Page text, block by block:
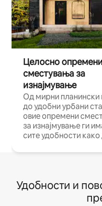
Целосно опремени
сместувања за
изнајмување
Од мирни планински
до удобни урбани
овие опремени
за изнајмување ги
сите удобности
Удобности и